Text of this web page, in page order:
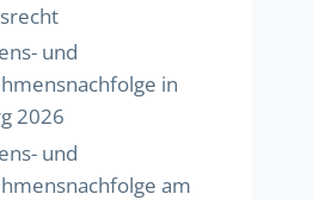
und
in
2026
und
am